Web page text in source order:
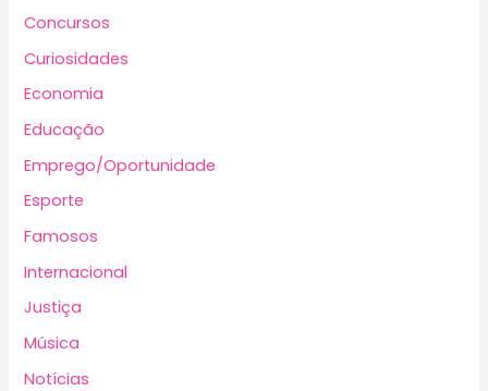
Concursos
Curiosidades
Economia
Educação
Emprego/Oportunidade
Esporte
Famosos
Internacional
Justiça
Música
Notícias